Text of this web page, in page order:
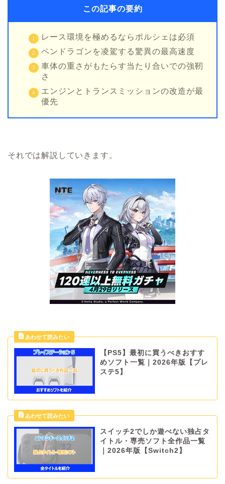
この記事の要約
レース環境を極めるならポルシェは必須
ペンドラゴンを凌駕する驚異の最高速度
車体の重さがもたらす当たり合いでの強靭
さ
エンジンとトランスミッションの改造が最
優先
それでは解説していきます。
【PS5】最初に買うべきおすす
めソフト一覧｜2026年版【プレ
ステ5】
スイッチ2でしか遊べない独占タ
イトル・専売ソフト全作品一覧
｜2026年版【Switch2】